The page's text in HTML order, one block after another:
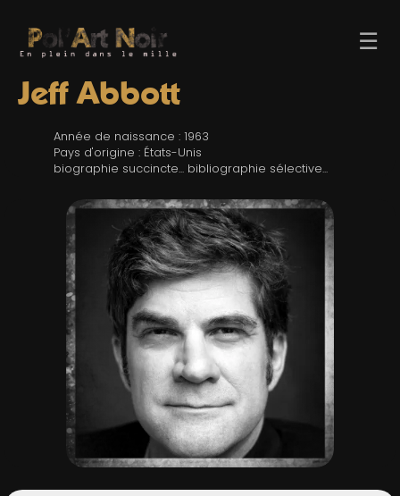
☰
TROMBINO
RECHERCHE
LIENS & FESTIVALS
UN POLAR AU HASARD
Jeff Abbott
Année de naissance : 1963
Pays d'origine : États-Unis
biographie succincte... bibliographie sélective...